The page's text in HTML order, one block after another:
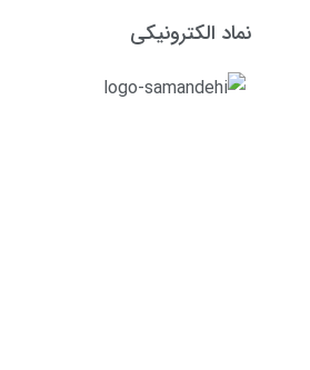
نماد الکترونیکی